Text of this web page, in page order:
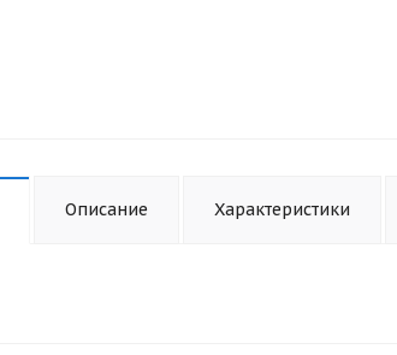
Описание Характеристики